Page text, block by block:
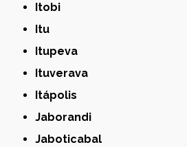
Itobi
Itu
Itupeva
Ituverava
Itápolis
Jaborandi
Jaboticabal